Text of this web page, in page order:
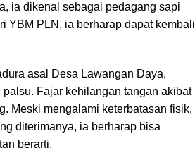
ia dikenal sebagai pedagang sapi
YBM PLN, ia berharap dapat kembali
asal Desa Lawangan Daya,
Fajar kehilangan tangan akibat
Meski mengalami keterbatasan fisik,
diterimanya, ia berharap bisa
berarti.